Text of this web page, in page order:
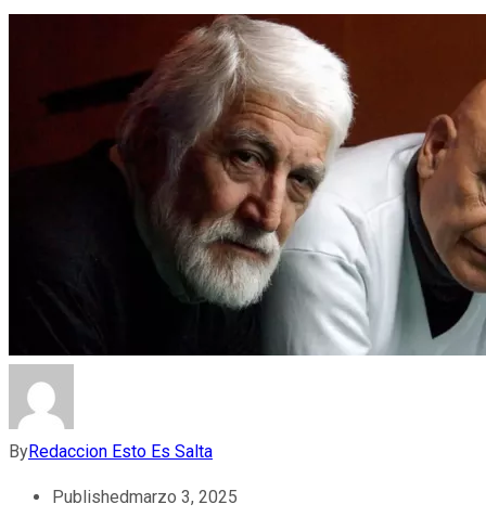
ByRedaccion Esto Es Salta
Publishedmarzo 3, 2025